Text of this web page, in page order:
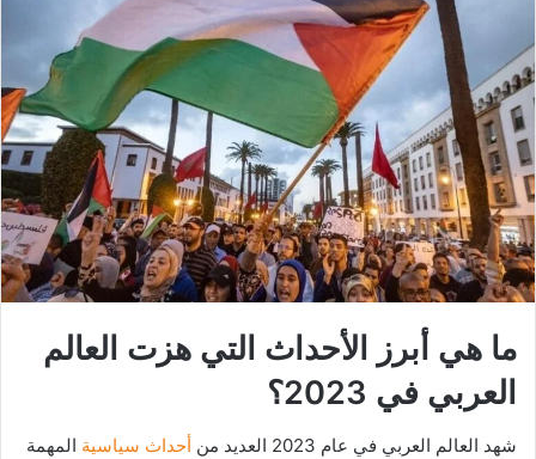
ما هي أبرز الأحداث التي هزت العالم
العربي في 2023؟
شهد العالم العربي في عام 2023 العديد من أحداث سياسية المهمة